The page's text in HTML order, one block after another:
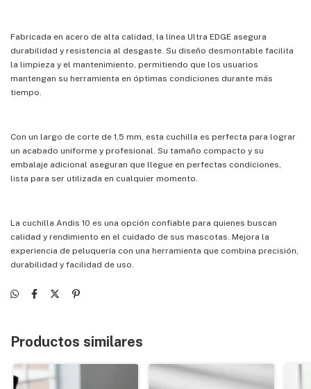
Fabricada en acero de alta calidad, la línea Ultra EDGE asegura
durabilidad y resistencia al desgaste. Su diseño desmontable facilita
la limpieza y el mantenimiento, permitiendo que los usuarios
mantengan su herramienta en óptimas condiciones durante más
tiempo.
Con un largo de corte de 1,5 mm, esta cuchilla es perfecta para lograr
un acabado uniforme y profesional. Su tamaño compacto y su
embalaje adicional aseguran que llegue en perfectas condiciones,
lista para ser utilizada en cualquier momento.
La cuchilla Andis 10 es una opción confiable para quienes buscan
calidad y rendimiento en el cuidado de sus mascotas. Mejora la
experiencia de peluquería con una herramienta que combina precisión,
durabilidad y facilidad de uso.
Productos similares